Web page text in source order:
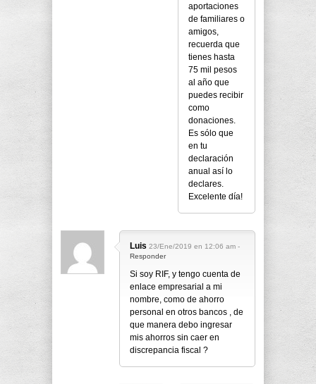
aportaciones
de familiares o
amigos,
recuerda que
tienes hasta
75 mil pesos
al año que
puedes recibir
como
donaciones.
Es sólo que
en tu
declaración
anual así lo
declares.
Excelente día!
Luis 23/Ene/2019 en 12:06 am -
Responder
Si soy RIF, y tengo cuenta de
enlace empresarial a mi
nombre, como de ahorro
personal en otros bancos , de
que manera debo ingresar
mis ahorros sin caer en
discrepancia fiscal ?